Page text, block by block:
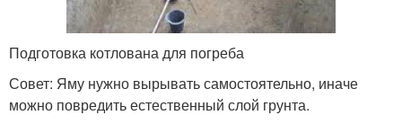
Подготовка котлована для погреба
Совет: Яму нужно вырывать самостоятельно, иначе
можно повредить естественный слой грунта.